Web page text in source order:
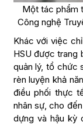
Một tác phẩm
Công nghệ
Khác với việc
HSU được trang
quản lý, tổ chức
rèn luyện khả
điều phối thực
nhân sự, cho
dựng và hậu kỳ